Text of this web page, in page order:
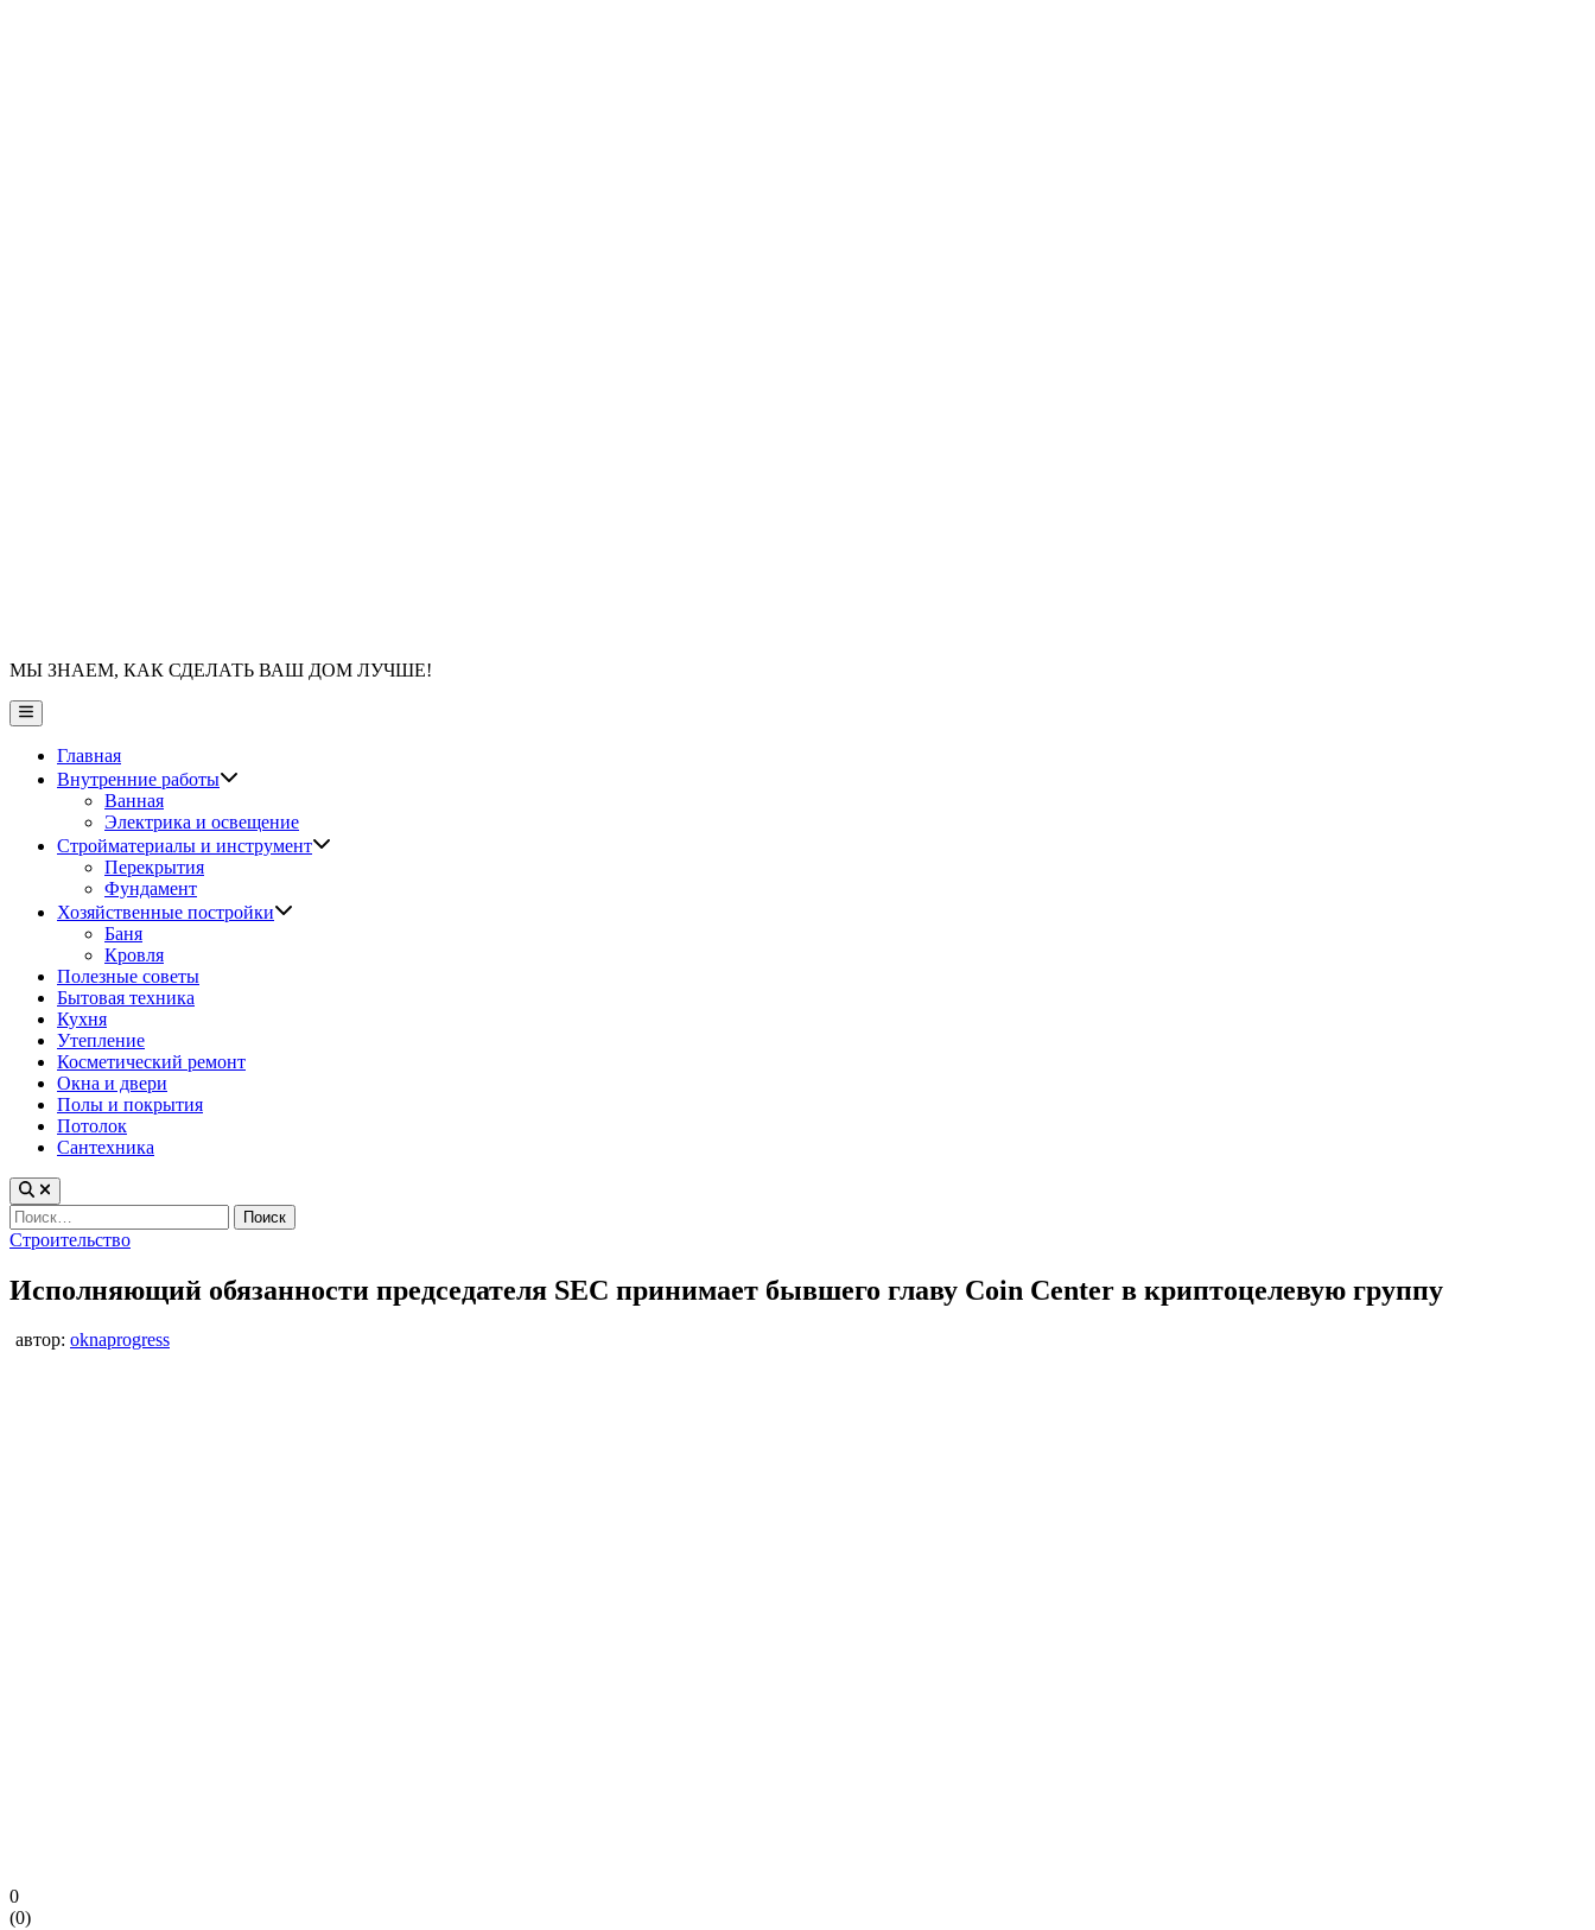
МЫ ЗНАЕМ, КАК СДЕЛАТЬ ВАШ ДОМ ЛУЧШЕ!
Главное
меню
Главная
Внутренние работы
Ванная
Электрика и освещение
Стройматериалы и инструмент
Перекрытия
Фундамент
Хозяйственные постройки
Баня
Кровля
Полезные советы
Бытовая техника
Кухня
Утепление
Косметический ремонт
Окна и двери
Полы и покрытия
Потолок
Сантехника
Найти:
Опубликовано
Строительство
Исполняющий обязанности председателя SEC принимает бывшего главу Coin Center в криптоцелевую группу
автор: oknaprogress
0
(0)